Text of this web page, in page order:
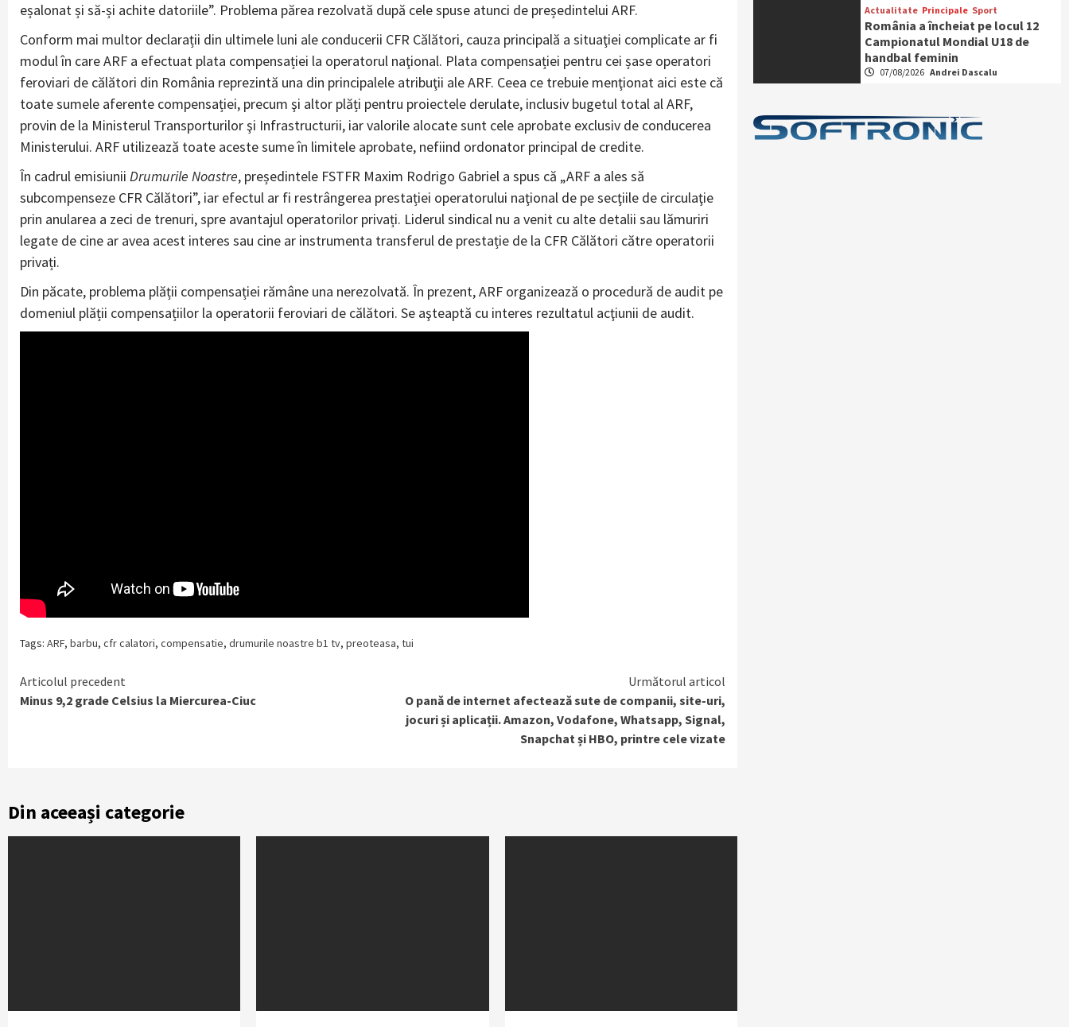
eșalonat și să-și achite datoriile”. Problema părea rezolvată după cele spuse atunci de președintelui ARF.
Conform mai multor declarații din ultimele luni ale conducerii CFR Călători, cauza principală a situaţiei complicate ar fi
modul în care ARF a efectuat plata compensației la operatorul naţional. Plata compensației pentru cei șase operatori
feroviari de călători din România reprezintă una din principalele atribuţii ale ARF. Ceea ce trebuie menţionat aici este că
toate sumele aferente compensației, precum şi altor plăți pentru proiectele derulate, inclusiv bugetul total al ARF,
provin de la Ministerul Transporturilor şi Infrastructurii, iar valorile alocate sunt cele aprobate exclusiv de conducerea
Ministerului. ARF utilizează toate aceste sume în limitele aprobate, nefiind ordonator principal de credite.
În cadrul emisiunii Drumurile Noastre, președintele FSTFR Maxim Rodrigo Gabriel a spus că „ARF a ales să
subcompenseze CFR Călători”, iar efectul ar fi restrângerea prestației operatorului naţional de pe secţiile de circulaţie
prin anularea a zeci de trenuri, spre avantajul operatorilor privați. Liderul sindical nu a venit cu alte detalii sau lămuriri
legate de cine ar avea acest interes sau cine ar instrumenta transferul de prestație de la CFR Călători către operatorii
privați.
Din păcate, problema plății compensației rămâne una nerezolvată. În prezent, ARF organizează o procedură de audit pe
domeniul plății compensațiilor la operatorii feroviari de călători. Se aşteaptă cu interes rezultatul acţiunii de audit.
Tags: ARF, barbu, cfr calatori, compensatie, drumurile noastre b1 tv, preoteasa, tui
Continue
Reading
Articolul precedent
Minus 9,2 grade Celsius la Miercurea-Ciuc
Următorul articol
O pană de internet afectează sute de companii, site-uri,
jocuri și aplicații. Amazon, Vodafone, Whatsapp, Signal,
Snapchat și HBO, printre cele vizate
Din aceeași categorie
Actualitate Principale Sport
România a încheiat pe locul 12
Campionatul Mondial U18 de
handbal feminin
07/08/2026 Andrei Dascalu